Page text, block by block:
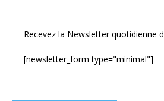
Recevez la Newsletter quotidienne
[newsletter_form type="minimal"]